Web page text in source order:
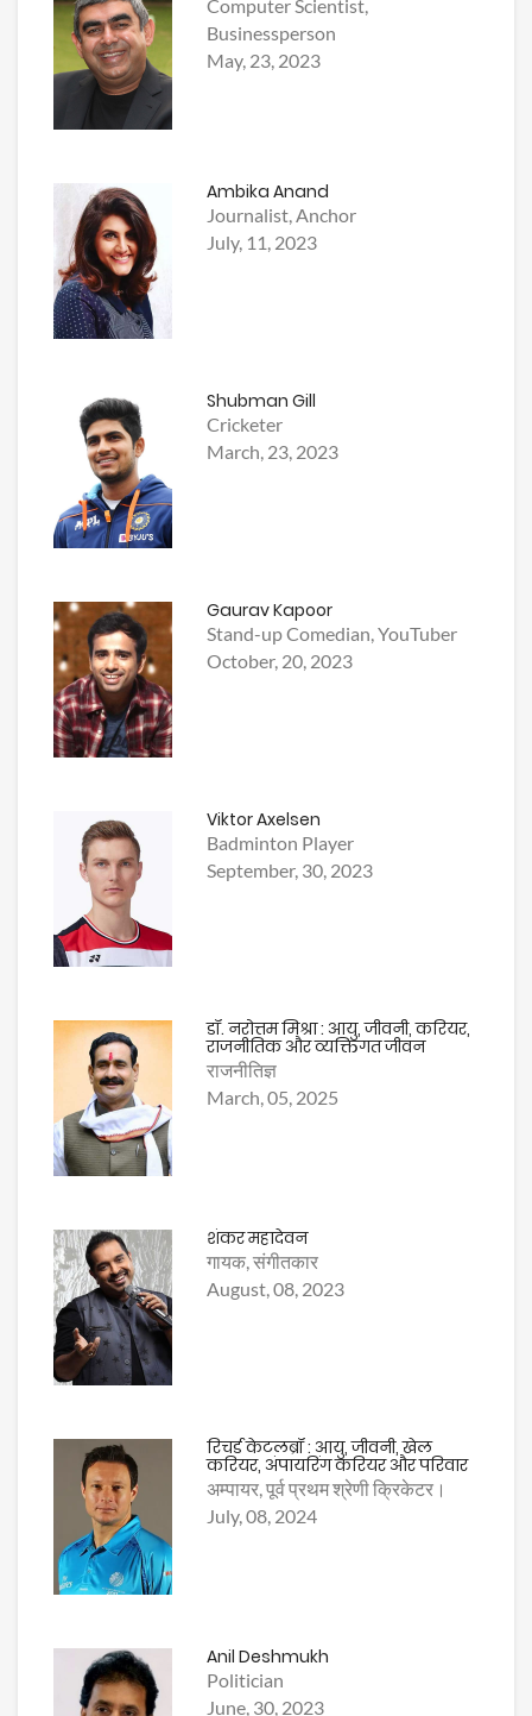
Computer Scientist,
Businessperson
May, 23, 2023
Ambika Anand
Journalist, Anchor
July, 11, 2023
Shubman Gill
Cricketer
March, 23, 2023
Gaurav Kapoor
Stand-up Comedian, YouTuber
October, 20, 2023
Viktor Axelsen
Badminton Player
September, 30, 2023
डॉ. नरोत्तम मिश्रा : आयु, जीवनी, करियर,
राजनीतिक और व्यक्तिगत जीवन
राजनीतिज्ञ
March, 05, 2025
शंकर महादेवन
गायक, संगीतकार
August, 08, 2023
रिचर्ड केटलब्रॉ : आयु, जीवनी, खेल
करियर, अंपायरिंग करियर और परिवार
अम्पायर, पूर्व प्रथम श्रेणी क्रिकेटर।
July, 08, 2024
Anil Deshmukh
Politician
June, 30, 2023